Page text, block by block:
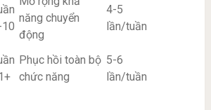
năng chuyển
động
4-5
lần/tuần
Phục hồi toàn bộ
chức năng
5-6
lần/tuần